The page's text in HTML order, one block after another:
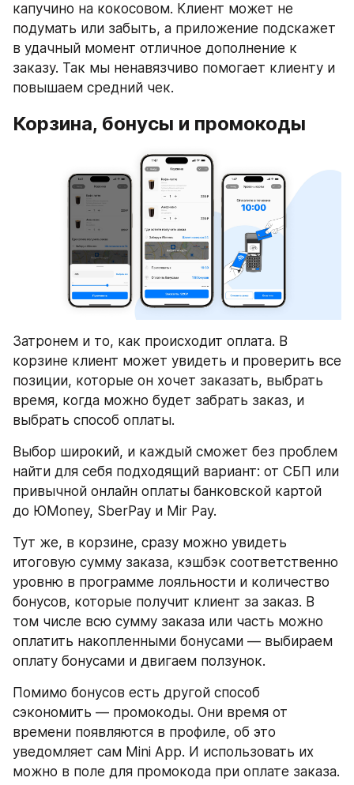
капучино на кокосовом. Клиент может не
подумать или забыть, а приложение подскажет
в удачный момент отличное дополнение к
заказу. Так мы ненавязчиво помогает клиенту и
повышаем средний чек.
Корзина, бонусы и промокоды
Затронем и то, как происходит оплата. В
корзине клиент может увидеть и проверить все
позиции, которые он хочет заказать, выбрать
время, когда можно будет забрать заказ, и
выбрать способ оплаты.
Выбор широкий, и каждый сможет без проблем
найти для себя подходящий вариант: от СБП или
привычной онлайн оплаты банковской картой
до ЮMoney, SberPay и Mir Pay.
Тут же, в корзине, сразу можно увидеть
итоговую сумму заказа, кэшбэк соответственно
уровню в программе лояльности и количество
бонусов, которые получит клиент за заказ. В
том числе всю сумму заказа или часть можно
оплатить накопленными бонусами — выбираем
оплату бонусами и двигаем ползунок.
Помимо бонусов есть другой способ
сэкономить — промокоды. Они время от
времени появляются в профиле, об это
уведомляет сам Mini App. И использовать их
можно в поле для промокода при оплате заказа.